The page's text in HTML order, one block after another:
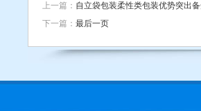
上一篇： 自立袋包装柔性类包装优势突出
下一篇： 最后一页